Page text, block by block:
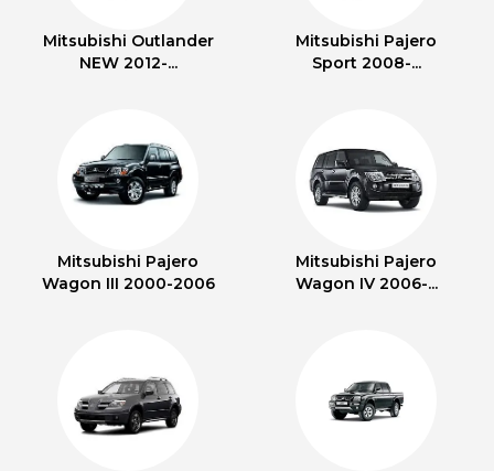
Mitsubishi Outlander
NEW 2012-...
Mitsubishi Pajero
Sport 2008-...
Mitsubishi Pajero
Wagon III 2000-2006
Mitsubishi Pajero
Wagon IV 2006-...